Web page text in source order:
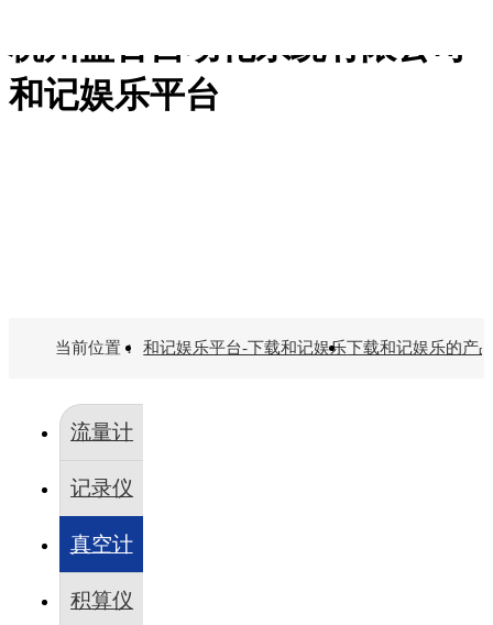
杭州盘古自动化系统有限公司-
和记娱乐平台
和记娱乐平台-下载和记娱乐
下载和记娱乐的产品中心
复合真空计
高真空计
真空变送器
压强控制仪
积算仪
fx系列
温控器
cx系列
成功案例
纺织印染行业
化工行业
当前位置： 和记娱乐平台-下载和记娱乐下载和记娱乐的产
流量计
记录仪
真空计
积算仪